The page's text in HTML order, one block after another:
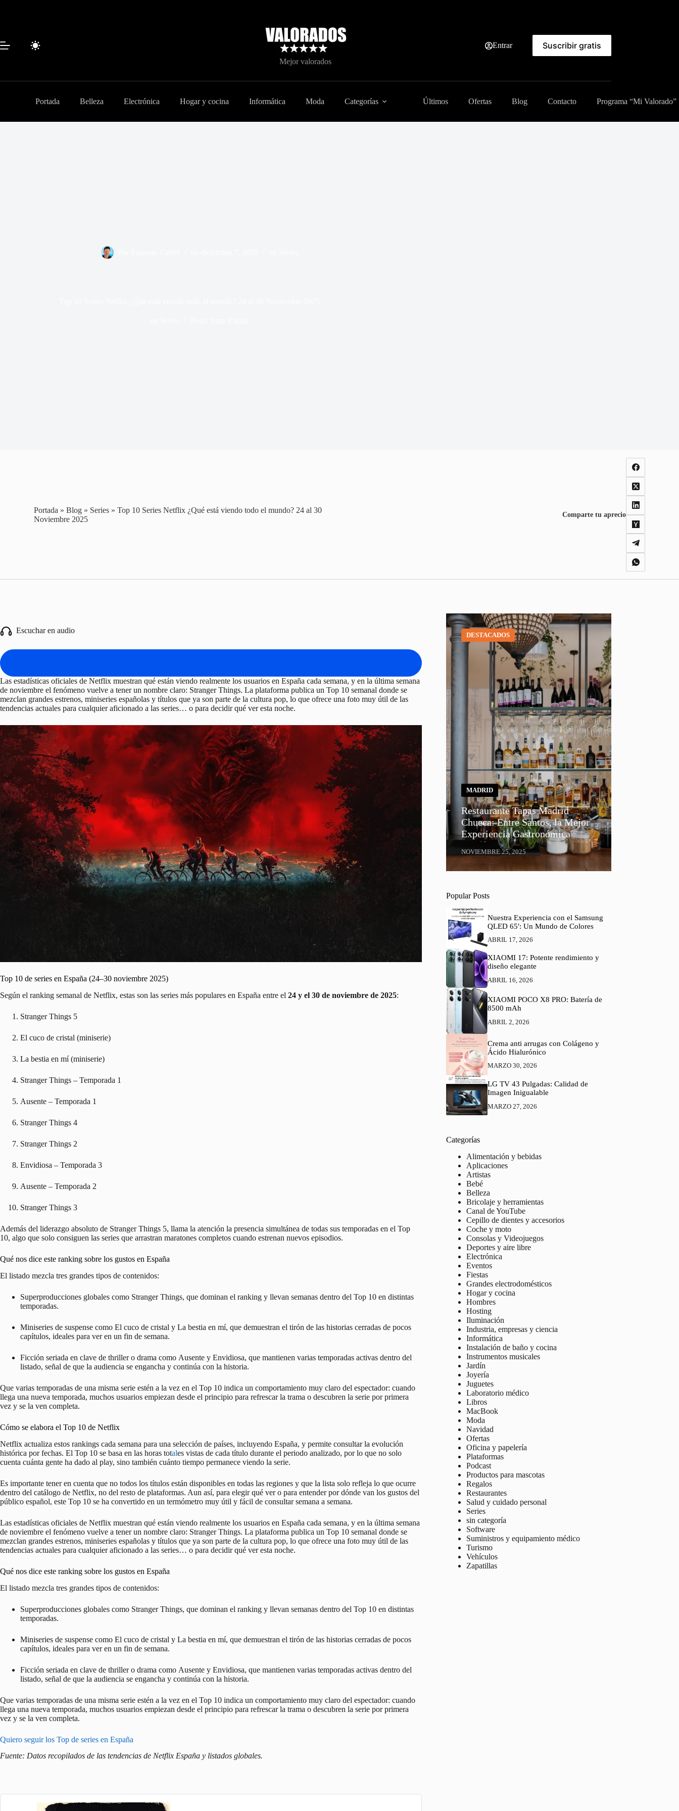
Mejor valorados
Entrar Suscribir gratis
Portada Belleza Electrónica Hogar y cocina Informática Moda Categorías Últimos Ofertas Blog Contacto Programa “Mi Valorado”
Portada »Blog » Series »Top 10 Series Netflix ¿Qué está viendo todo el mundo? 24 al 30
Noviembre 2025
Comparte tu aprecio
Escuchar en audio
Las estadísticas oficiales de Netflix muestran qué están viendo realmente los usuarios en España cada semana, y en la última semana
de noviembre el fenómeno vuelve a tener un nombre claro: Stranger Things. La plataforma publica un Top 10 semanal donde se
mezclan grandes estrenos, miniseries españolas y títulos que ya son parte de la cultura pop, lo que ofrece una foto muy útil de las
tendencias actuales para cualquier aficionado a las series… o para decidir qué ver esta noche.
Top 10 de series en España (24–30 noviembre 2025)
Según el ranking semanal de Netflix, estas son las series más populares en España entre el 24 y el 30 de noviembre de 2025:
Stranger Things 5
El cuco de cristal (miniserie)
La bestia en mí(miniserie)
Stranger Things – Temporada 1
Ausente – Temporada 1
Stranger Things 4
Stranger Things 2
Envidiosa – Temporada 3
Ausente – Temporada 2
Stranger Things 3
Además del liderazgo absoluto de Stranger Things 5, llama la atención la presencia simultánea de todas sus temporadas en el Top
10, algo que solo consiguen las series que arrastran maratones completos cuando estrenan nuevos episodios.
Qué nos dice este ranking sobre los gustos en España
El listado mezcla tres grandes tipos de contenidos:
Superproducciones globales como Stranger Things, que dominan el ranking y llevan semanas dentro del Top 10 en distintas
temporadas.
Miniseries de suspense como El cuco de cristal y La bestia en mí, que demuestran el tirón de las historias cerradas de pocos
capítulos, ideales para ver en un fin de semana.
Ficción seriada en clave de thriller o drama como Ausente y Envidiosa, que mantienen varias temporadas activas dentro del
listado, señal de que la audiencia se engancha y continúa con la historia.
Que varias temporadas de una misma serie estén a la vez en el Top 10 indica un comportamiento muy claro del espectador: cuando
llega una nueva temporada, muchos usuarios empiezan desde el principio para refrescar la trama o descubren la serie por primera
vez y se la ven completa.
Cómo se elabora el Top 10 de Netflix
Netflix actualiza estos rankings cada semana para una selección de países, incluyendo España, y permite consultar la evolución
histórica por fechas. El Top 10 se basa en las horas totales vistas de cada título durante el periodo analizado, por lo que no solo
cuenta cuánta gente ha dado al play, sino también cuánto tiempo permanece viendo la serie.
Es importante tener en cuenta que no todos los títulos están disponibles en todas las regiones y que la lista solo refleja lo que ocurre
dentro del catálogo de Netflix, no del resto de plataformas. Aun así, para elegir qué ver o para entender por dónde van los gustos del
público español, este Top 10 se ha convertido en un termómetro muy útil y fácil de consultar semana a semana.
Las estadísticas oficiales de Netflix muestran qué están viendo realmente los usuarios en España cada semana, y en la última semana
de noviembre el fenómeno vuelve a tener un nombre claro: Stranger Things. La plataforma publica un Top 10 semanal donde se
mezclan grandes estrenos, miniseries españolas y títulos que ya son parte de la cultura pop, lo que ofrece una foto muy útil de las
tendencias actuales para cualquier aficionado a las series… o para decidir qué ver esta noche.
Qué nos dice este ranking sobre los gustos en España
El listado mezcla tres grandes tipos de contenidos:
Superproducciones globales como Stranger Things, que dominan el ranking y llevan semanas dentro del Top 10 en distintas
temporadas.
Miniseries de suspense como El cuco de cristal y La bestia en mí, que demuestran el tirón de las historias cerradas de pocos
capítulos, ideales para ver en un fin de semana.
Ficción seriada en clave de thriller o drama como Ausente y Envidiosa, que mantienen varias temporadas activas dentro del
listado, señal de que la audiencia se engancha y continúa con la historia.
Que varias temporadas de una misma serie estén a la vez en el Top 10 indica un comportamiento muy claro del espectador: cuando
llega una nueva temporada, muchos usuarios empiezan desde el principio para refrescar la trama o descubren la serie por primera
vez y se la ven completa.
Quiero seguir los Top de series en España
Fuente: Datos recopilados de las tendencias de Netflix España y listados globales.
DESTACADOS
MADRID
Restaurante Tapas Madrid
Chueca: Entre Santos, la Mejor
Experiencia Gastronómica
NOVIEMBRE 25, 2025
Popular Posts
Nuestra Experiencia con el Samsung
QLED 65′: Un Mundo de Colores
ABRIL 17, 2026
XIAOMI 17: Potente rendimiento y
diseño elegante
ABRIL 16, 2026
XIAOMI POCO X8 PRO: Batería de
8500 mAh
ABRIL 2, 2026
Crema anti arrugas con Colágeno y
Ácido Hialurónico
MARZO 30, 2026
LG TV 43 Pulgadas: Calidad de
Imagen Inigualable
MARZO 27, 2026
Categorías
Alimentación y bebidas
Aplicaciones
Artistas
Bebé
Belleza
Bricolaje y herramientas
Canal de YouTube
Cepillo de dientes y accesorios
Coche y moto
Consolas y Videojuegos
Deportes y aire libre
Electrónica
Eventos
Fiestas
Grandes electrodomésticos
Hogar y cocina
Hombres
Hosting
Iluminación
Industria, empresas y ciencia
Informática
Instalación de baño y cocina
Instrumentos musicales
Jardín
Joyería
Juguetes
Laboratorio médico
Libros
MacBook
Moda
Navidad
Ofertas
Oficina y papelería
Plataformas
Podcast
Productos para mascotas
Regalos
Restaurantes
Salud y cuidado personal
Series
sin categoría
Software
Suministros y equipamiento médico
Turismo
Vehículos
Zapatillas